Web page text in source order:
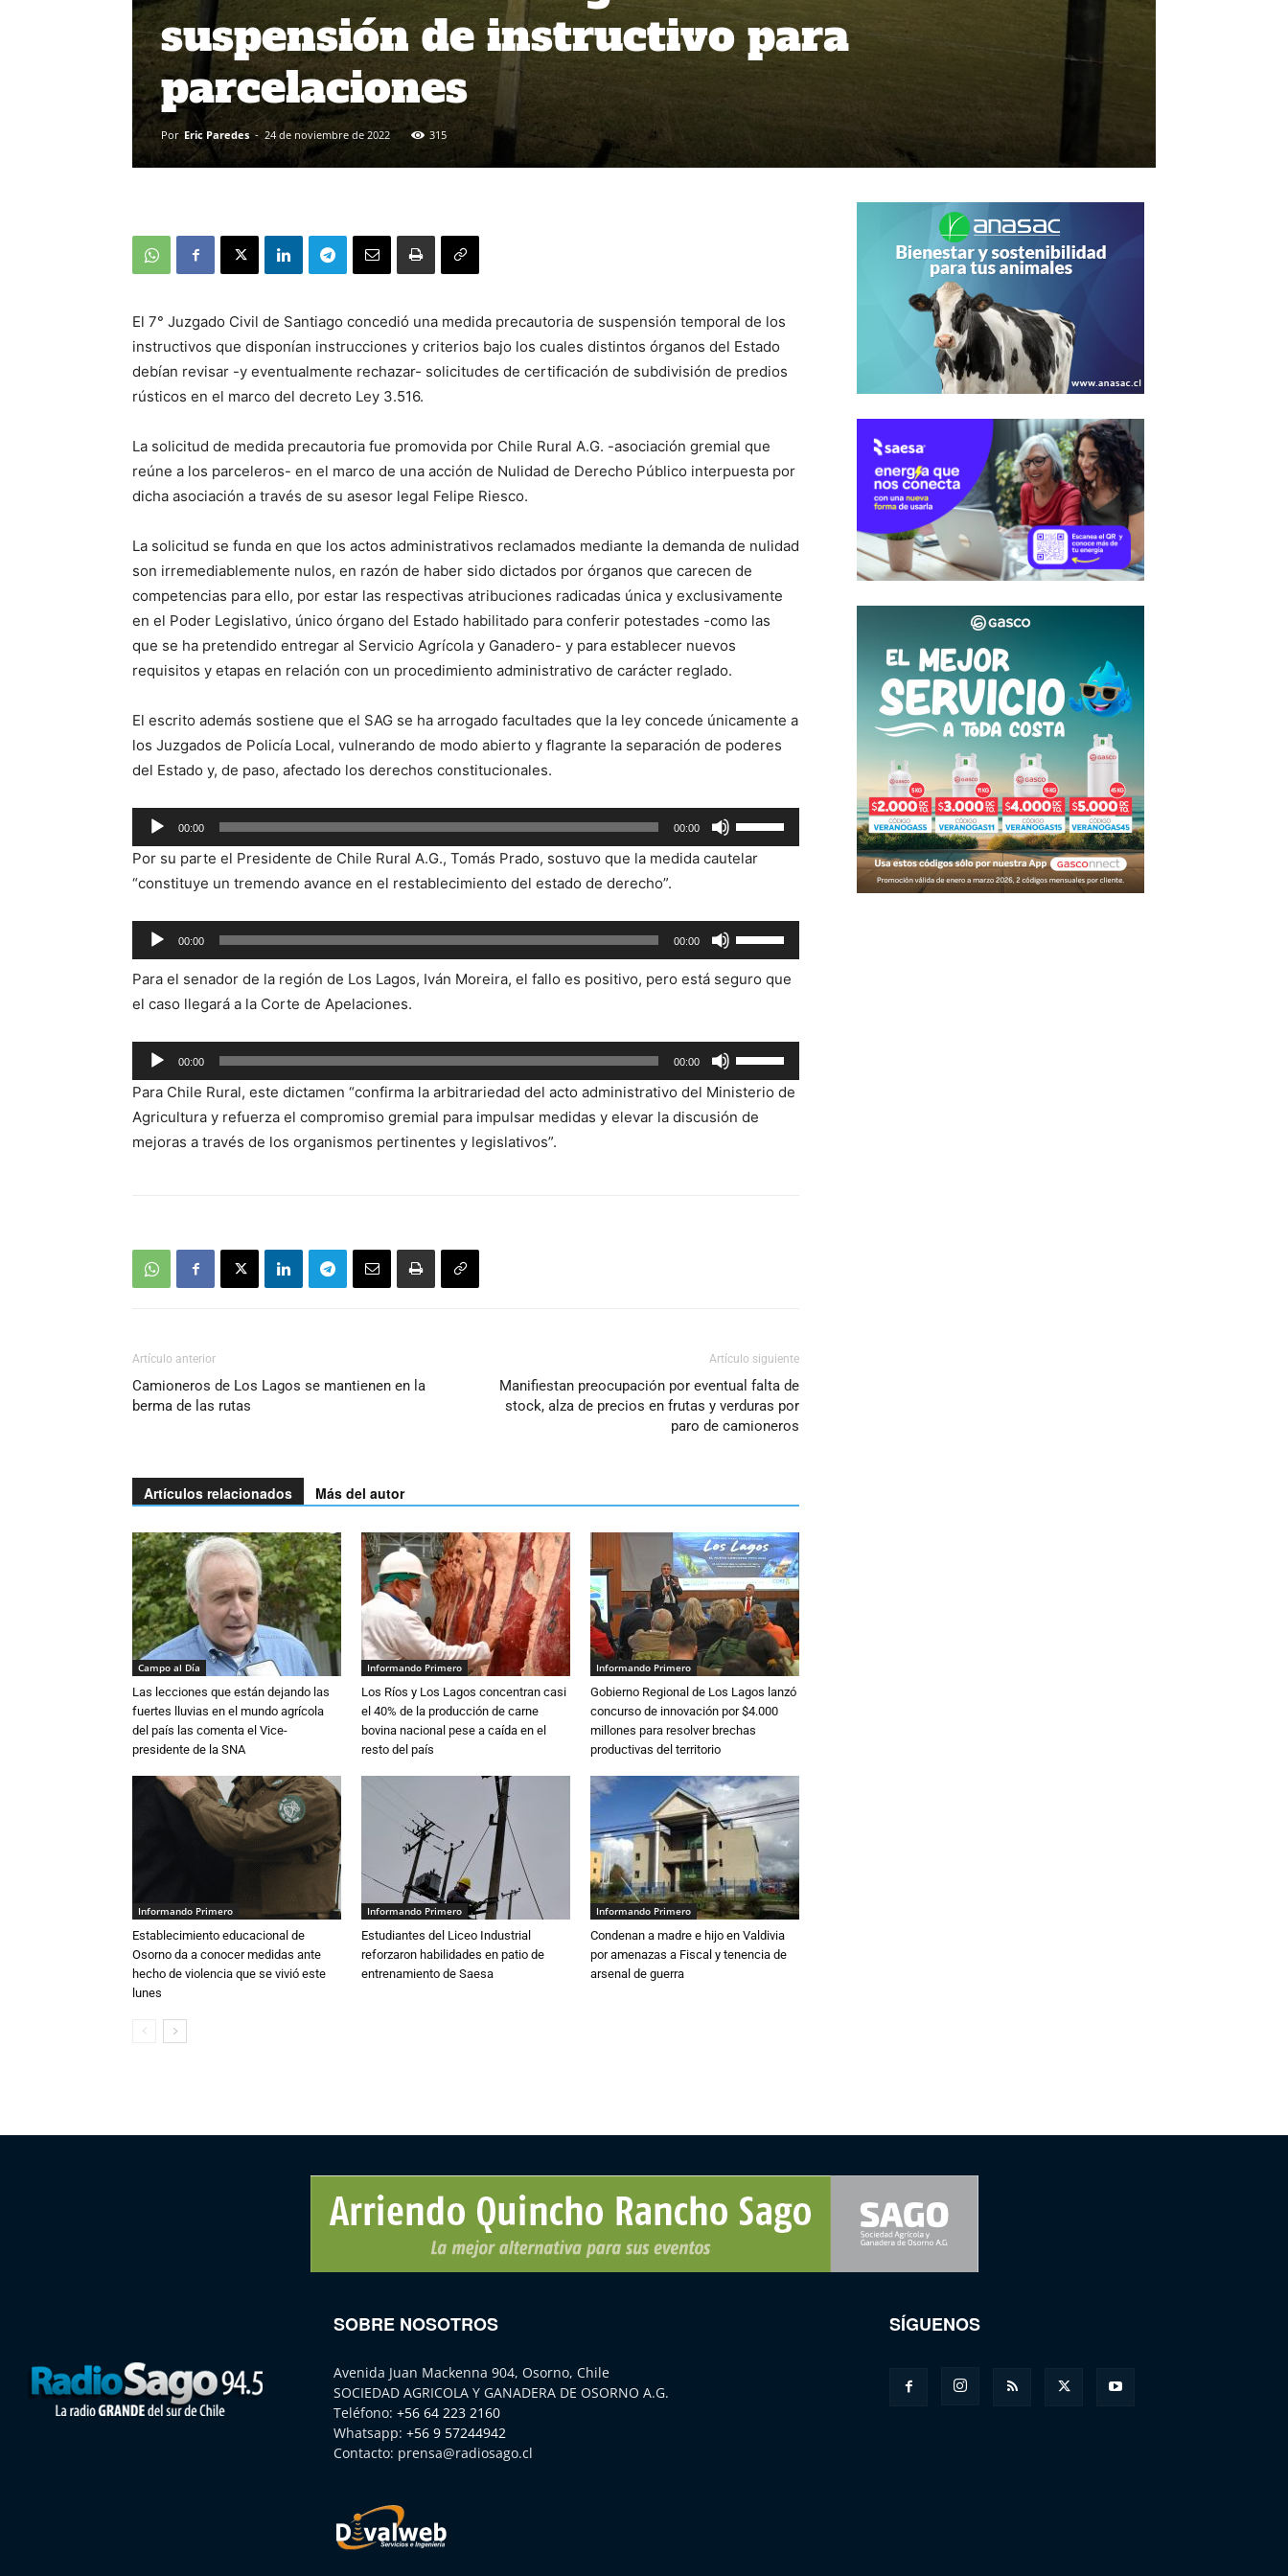
suspensión de instructivo para
parcelaciones
Por Eric Paredes - 24 de noviembre de 2022 315
El 7° Juzgado Civil de Santiago concedió una medida precautoria de suspensión temporal de los
instructivos que disponían instrucciones y criterios bajo los cuales distintos órganos del Estado
debían revisar -y eventualmente rechazar- solicitudes de certificación de subdivisión de predios
rústicos en el marco del decreto Ley 3.516.
La solicitud de medida precautoria fue promovida por Chile Rural A.G. -asociación gremial que
reúne a los parceleros- en el marco de una acción de Nulidad de Derecho Público interpuesta por
dicha asociación a través de su asesor legal Felipe Riesco.
La solicitud se funda en que los actos administrativos reclamados mediante la demanda de nulidad
son irremediablemente nulos, en razón de haber sido dictados por órganos que carecen de
competencias para ello, por estar las respectivas atribuciones radicadas única y exclusivamente
en el Poder Legislativo, único órgano del Estado habilitado para conferir potestades -como las
que se ha pretendido entregar al Servicio Agrícola y Ganadero- y para establecer nuevos
requisitos y etapas en relación con un procedimiento administrativo de carácter reglado.
El escrito además sostiene que el SAG se ha arrogado facultades que la ley concede únicamente a
los Juzgados de Policía Local, vulnerando de modo abierto y flagrante la separación de poderes
del Estado y, de paso, afectado los derechos constitucionales.
Reproductor
de
audio
00:00 00:00
las
teclas
flecha
arriba/abajo
aumentar
disminuir
el
volumen.
Por su parte el Presidente de Chile Rural A.G., Tomás Prado, sostuvo que la medida cautelar
“constituye un tremendo avance en el restablecimiento del estado de derecho”.
Reproductor
de
audio
00:00 00:00
las
teclas
arriba/abajo
para
Para el senador de la región de Los Lagos, Iván Moreira, el fallo es positivo, pero está seguro que
el caso llegará a la Corte de Apelaciones.
Reproductor
de
audio
00:00 00:00
las
teclas
de
Para Chile Rural, este dictamen “confirma la arbitrariedad del acto administrativo del Ministerio de
Agricultura y refuerza el compromiso gremial para impulsar medidas y elevar la discusión de
mejoras a través de los organismos pertinentes y legislativos”.
Artículo anterior
Camioneros de Los Lagos se mantienen en la
berma de las rutas
Artículo siguiente
Manifiestan preocupación por eventual falta de
stock, alza de precios en frutas y verduras por
paro de camioneros
Artículos relacionados Más del autor
Campo al Día
Las lecciones que están dejando las
fuertes lluvias en el mundo agrícola
del país las comenta el Vice-
presidente de la SNA
Informando Primero
Los Ríos y Los Lagos concentran casi
el 40% de la producción de carne
bovina nacional pese a caída en el
resto del país
Informando Primero
Gobierno Regional de Los Lagos lanzó
concurso de innovación por $4.000
millones para resolver brechas
productivas del territorio
Informando Primero
Establecimiento educacional de
Osorno da a conocer medidas ante
hecho de violencia que se vivió este
lunes
Informando Primero
Estudiantes del Liceo Industrial
reforzaron habilidades en patio de
entrenamiento de Saesa
Informando Primero
Condenan a madre e hijo en Valdivia
por amenazas a Fiscal y tenencia de
arsenal de guerra
SOBRE NOSOTROS
Avenida Juan Mackenna 904, Osorno, Chile
SOCIEDAD AGRICOLA Y GANADERA DE OSORNO A.G.
Teléfono: +56 64 223 2160
Whatsapp: +56 9 57244942
Contacto: prensa@radiosago.cl
SÍGUENOS